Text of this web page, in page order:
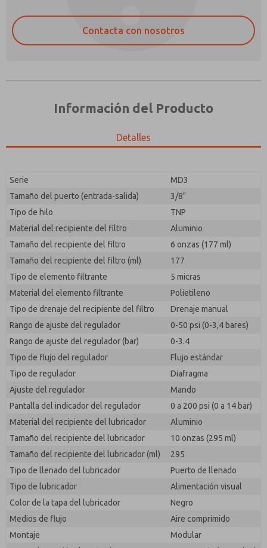
Contacta con nosotros
Información del Producto
Detalles
Serie
MD3
Tamaño del puerto (entrada-salida)
3/8"
Tipo de hilo
TNP
Material del recipiente del filtro
Aluminio
Tamaño del recipiente del filtro
6 onzas (177 ml)
Tamaño del recipiente del filtro (ml)
177
Tipo de elemento filtrante
5 micras
Material del elemento filtrante
Polietileno
Tipo de drenaje del recipiente del filtro
Drenaje manual
Rango de ajuste del regulador
0-50 psi (0-3,4 bares)
Rango de ajuste del regulador (bar)
0-3.4
Tipo de flujo del regulador
Flujo estándar
Tipo de regulador
Diafragma
Ajuste del regulador
Mando
Pantalla del indicador del regulador
0 a 200 psi (0 a 14 bar)
Material del recipiente del lubricador
Aluminio
Tamaño del recipiente del lubricador
10 onzas (295 ml)
Tamaño del recipiente del lubricador (ml)
295
Tipo de llenado del lubricador
Puerto de llenado
Tipo de lubricador
Alimentación visual
Color de la tapa del lubricador
Negro
Medios de flujo
Aire comprimido
Montaje
Modular
características, capacidades del producto y más.
*Sí, he leído la política de privacidad y acepto que los
datos que proporcione se recopilarán y almacenarán
electrónicamente. Mis datos se utilizan únicamente
con fines estrictamente destinados a procesar y
responder a mi solicitud. Al enviar el formulario de
contacto, acepto el procesamiento.
Envíenme actualizaciones periódicas sobre
*Sí, he leído la política de privacidad y acepto que los
datos que proporcione se recopilarán y almacenarán
electrónicamente. Mis datos se utilizan únicamente
con fines estrictamente destinados a procesar y
responder a mi solicitud. Al enviar el formulario de
contacto, acepto el procesamiento.